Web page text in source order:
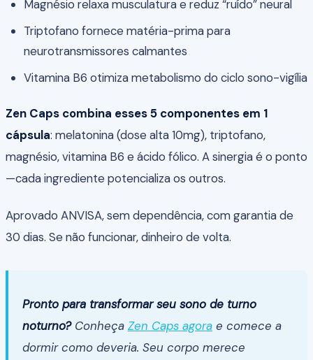
Magnésio relaxa musculatura e reduz “ruído” neural
Triptofano fornece matéria-prima para
neurotransmissores calmantes
Vitamina B6 otimiza metabolismo do ciclo sono-vigília
Zen Caps combina esses 5 componentes em 1
cápsula: melatonina (dose alta 10mg), triptofano,
magnésio, vitamina B6 e ácido fólico. A sinergia é o ponto
—cada ingrediente potencializa os outros.
Aprovado ANVISA, sem dependência, com garantia de
30 dias. Se não funcionar, dinheiro de volta.
Pronto para transformar seu sono de turno
noturno?Conheça Zen Caps agora e comece a
dormir como deveria. Seu corpo merece